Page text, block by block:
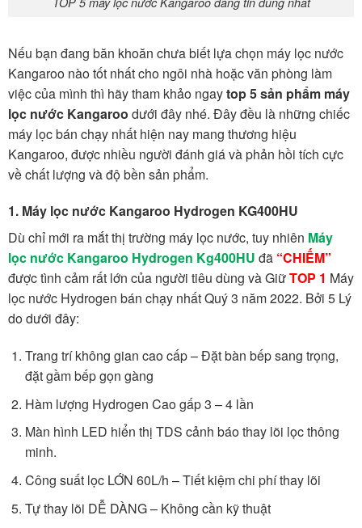
Nếu bạn đang băn khoăn chưa biết lựa chọn máy lọc nước
Kangaroo nào tốt nhất cho ngôi nhà hoặc văn phòng làm
việc của mình thì hãy tham khảo ngaytop 5 sản phẩm máy
lọc nước Kangaroo dưới đây nhé. Đây đều là những chiếc
máy lọc bán chạy nhất hiện nay mang thương hiệu
Kangaroo, được nhiều người đánh giá và phản hồi tích cực
về chất lượng và độ bền sản phẩm.
1. Máy lọc nước Kangaroo Hydrogen KG400HU
Dù chỉ mới ra mắt thị trường máy lọc nước, tuy nhiên Máy
lọc nước Kangaroo Hydrogen Kg400HU đã “CHIẾM”
được tình cảm rất lớn của người tiêu dùng và GiữTOP 1 Máy
lọc nước Hydrogen bán chạy nhất Quý 3 năm 2022. Bởi 5 Lý
do dưới đây:
Trang trí không gian cao cấp – Đặt bàn bếp sang trọng,
đặt gầm bếp gọn gàng
Hàm lượng Hydrogen Cao gấp 3 – 4 lần
Màn hình LED hiển thị TDS cảnh báo thay lõi lọc thông
minh.
Công suất lọc LỚN 60L/h – Tiết kiệm chi phí thay lõi
Tự thay lõi DỄ DÀNG – Không cần kỹ thuật